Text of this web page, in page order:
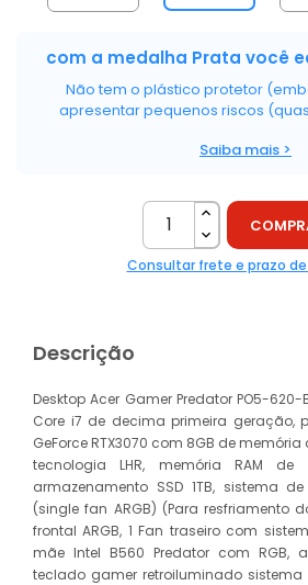
com a medalha Prata você
Não tem o plástico protetor
apresentar pequenos riscos
Saiba mais >
Consultar frete e prazo
Descrição
Desktop Acer Gamer Predator PO5-620-
Core i7 de decima primeira geração,
GeForce RTX3070 com 8GB de
tecnologia LHR, memória RAM de
armazenamento SSD 1TB, sistema
(single fan ARGB) (Para resfriamento
frontal ARGB, 1 Fan traseiro com
mãe Intel B560 Predator com RGB,
teclado gamer retroiluminado sistema